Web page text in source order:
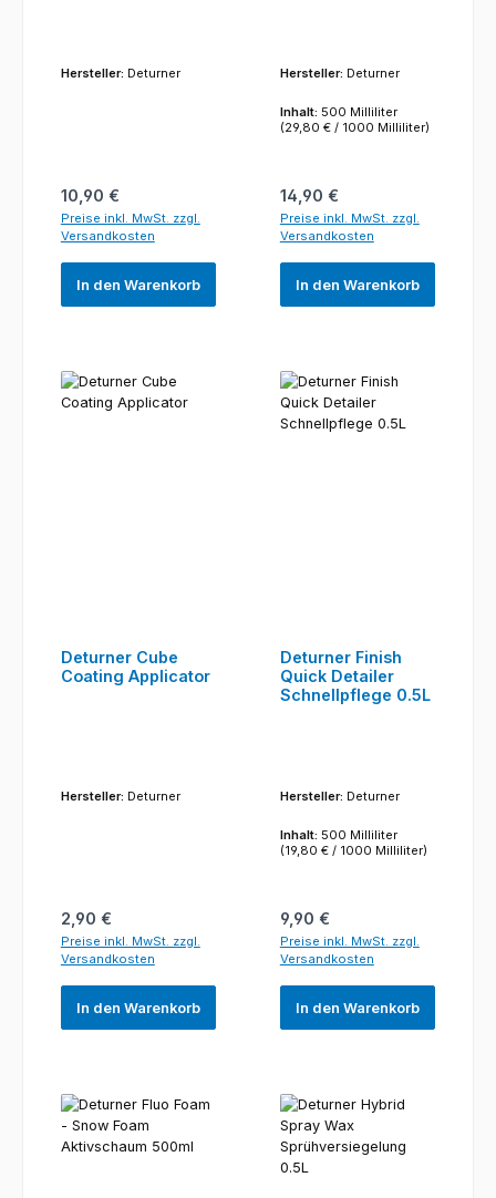
Hersteller: Deturner
Regulärer Preis:
10,90 €
Preise inkl. MwSt. zzgl.
Versandkosten
In den Warenkorb
Hersteller: Deturner
Inhalt: 500 Milliliter
(29,80 € / 1000 Milliliter)
Regulärer Preis:
14,90 €
Preise inkl. MwSt. zzgl.
Versandkosten
In den Warenkorb
Deturner Cube
Coating Applicator
Hersteller: Deturner
Regulärer Preis:
2,90 €
Preise inkl. MwSt. zzgl.
Versandkosten
In den Warenkorb
Deturner Finish
Quick Detailer
Schnellpflege 0.5L
Hersteller: Deturner
Inhalt: 500 Milliliter
(19,80 € / 1000 Milliliter)
Regulärer Preis:
9,90 €
Preise inkl. MwSt. zzgl.
Versandkosten
In den Warenkorb